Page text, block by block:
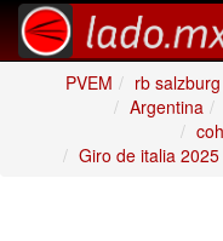
PVEM
rb
Argentina
Giro de italia